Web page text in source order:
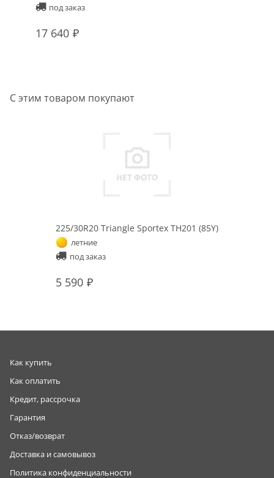
под заказ
17 640
С этим товаром покупают
225/30R20 Triangle Sportex TH201 (85Y)
летние
под заказ
5 590
Как купить
Как оплатить
Кредит, рассрочка
Гарантия
Отказ/возврат
Доставка и самовывоз
Политика конфиденциальности